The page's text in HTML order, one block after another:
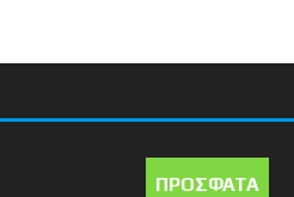
ΠΡΟΣΦΑΤΑ